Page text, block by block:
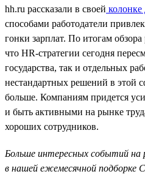
hh.ru рассказали в своей
способами работодатели
гонки зарплат. По итогам
что HR-стратегии сегодня
государства, так и отдельных
нестандартных решений в этой
больше. Компаниям придется
и быть активными на рынке
хороших сотрудников.
Больше интересных событий на
в нашей ежемесячной подборке